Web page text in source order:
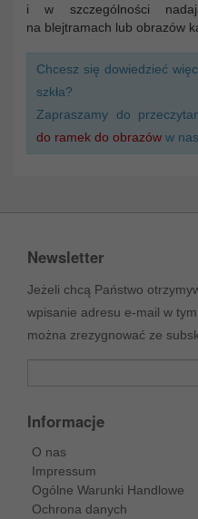
i w szczególności
na blejtramach lub obrazów
Chcesz się dowiedzieć
szkła?
Zapraszamy do
do ramek do obrazów w
Newsletter
Jeżeli chcą Państwo
wpisanie adresu e-mail w
można zrezygnować ze
Informacje
O nas
Impressum
Ogólne Warunki Handlowe
Ochrona danych